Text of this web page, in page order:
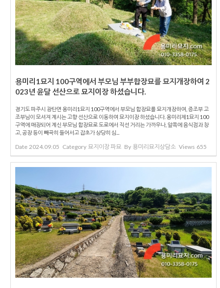
용미리1묘지 100구역에서 부모님 부부합장묘를 묘지개장하여 2
023년 윤달 선산으로 묘지이장 하셨습니다.
경기도 파주시 광탄면 용미리1묘지 100구역에서 부모님 합장묘를 묘지개장하여, 증조부 고
조부님이 모셔져 계시는 고향 선산으로 이동하여 묘지이장 하셨습니다. 용미리제1묘지 100
구역에 매장되어 계신 부모님 합장묘로 도로에서 직선 거리는 가까우나, 앞쪽에 음식점과 창
고, 공장 등이 빼곡히 들어서고 잡초가 상당히 심...
Date 2024.09.05 Category 묘지이장 파묘 By 용미리묘지상담소 Views 655